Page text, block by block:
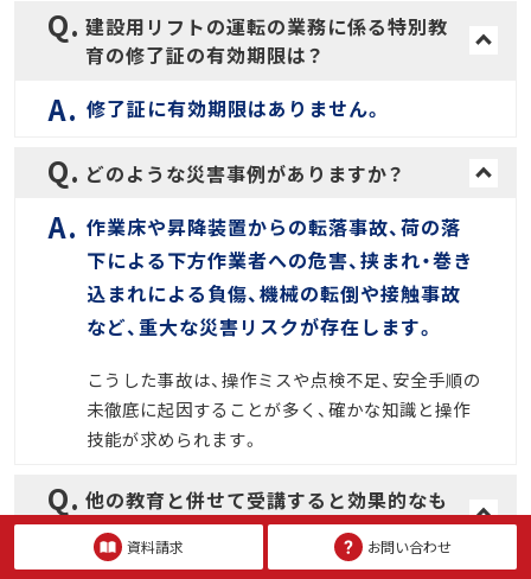
建設用リフトの運転の業務に係る特別教
育の修了証の有効期限は？
修了証に有効期限はありません。
どのような災害事例がありますか？
作業床や昇降装置からの転落事故、荷の落
下による下方作業者への危害、挟まれ・巻き
込まれによる負傷、機械の転倒や接触事故
など、重大な災害リスクが存在します。
こうした事故は、操作ミスや点検不足、安全手順の
未徹底に起因することが多く、確かな知識と操作
技能が求められます。
他の教育と併せて受講すると効果的なも
のはありますか？
資料請求 お問い合わせ